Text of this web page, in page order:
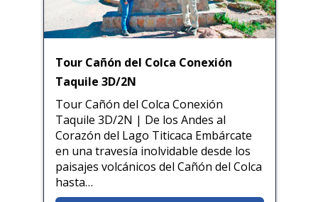
Tour Cañón del Colca Conexión
Taquile 3D/2N
Tour Cañón del Colca Conexión
Taquile 3D/2N | De los Andes al
Corazón del Lago Titicaca Embárcate
en una travesía inolvidable desde los
paisajes volcánicos del Cañón del Colca
hasta…